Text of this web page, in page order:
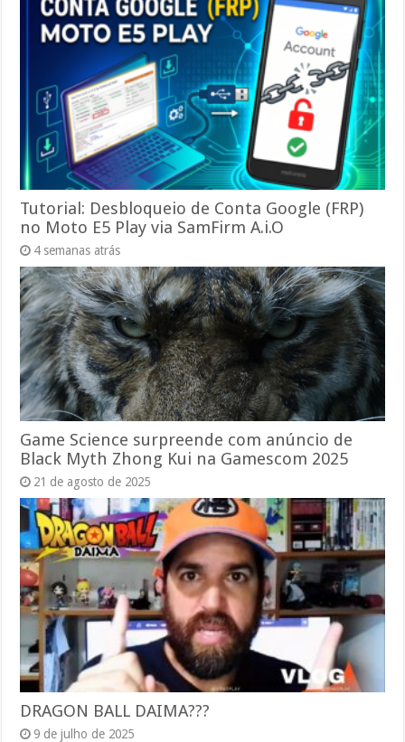
Tutorial: Desbloqueio de Conta Google (FRP)
no Moto E5 Play via SamFirm A.i.O
4 semanas atrás
Game Science surpreende com anúncio de
Black Myth Zhong Kui na Gamescom 2025
21 de agosto de 2025
DRAGON BALL DAIMA???
9 de julho de 2025